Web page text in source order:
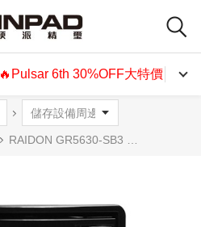
🔥Pulsar 6th 30%OFF大特價🔥
RAIDON GR5630-SB3 3.5" USB3.0/eSATA 4bay 磁碟陣列設備